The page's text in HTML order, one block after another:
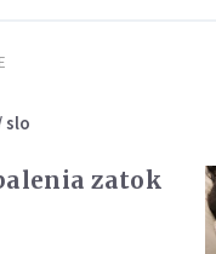
slo
zatok